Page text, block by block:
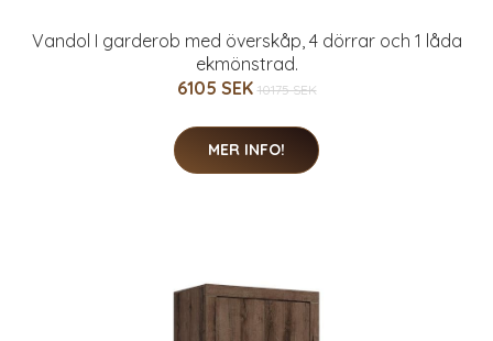
Vandol I garderob med överskåp, 4 dörrar och 1 låda
ekmönstrad.
6105 SEK 10175 SEK
MER INFO!